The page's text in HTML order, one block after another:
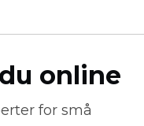
online
for små